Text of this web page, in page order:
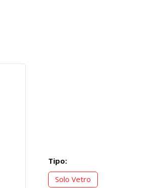
Tipo:
Solo Vetro